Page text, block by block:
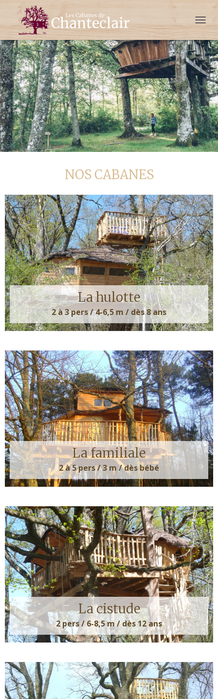
D
É
P
L
I
E
R
L
A
N
A
V
I
G
N
NOS CABANES
La hulotte
2 à 3 pers / 4-6,5 m / dès 8 ans
La familiale
2 à 5 pers / 3 m / dès bébé
La cistude
2 pers / 6-8,5 m / dès 12 ans